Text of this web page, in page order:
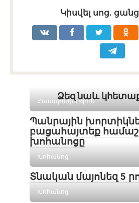
Կիսվել սոց․
Ձեզ նաև
Հասարակություն
Պանրային
բացահայտեք
խոհանոցը
Խոհանոց
Տնական մայոնեզ 5
Խոհանոց